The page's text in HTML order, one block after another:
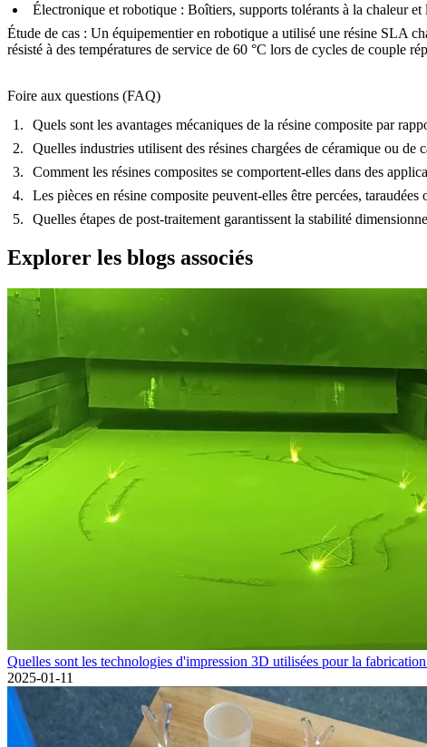
Électronique et robotique : Boîtiers, supports tolérants à la chaleur et
Étude de cas : Un équipementier en robotique a utilisé une résine SLA
résisté à des températures de service de 60 °C lors de cycles de couple
Foire aux questions (FAQ)
Quels sont les avantages mécaniques de la résine composite par
Quelles industries utilisent des résines chargées de céramique ou
Comment les résines composites se comportent-elles dans des
Les pièces en résine composite peuvent-elles être percées, taraudées
Quelles étapes de post-traitement garantissent la stabilité
Explorer les blogs associés
Quelles sont les technologies d'impression 3D utilisées pour la
2025-01-11